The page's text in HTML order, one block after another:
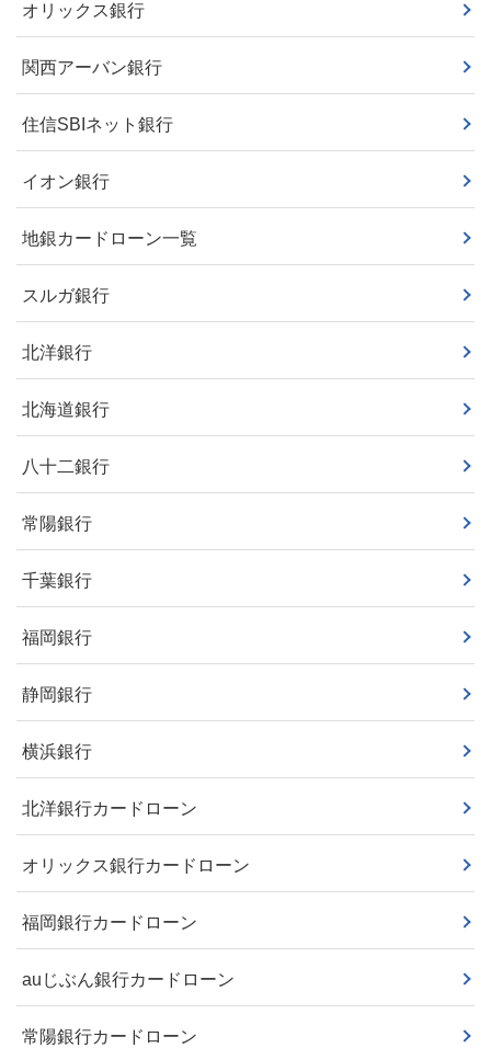
オリックス銀行
関西アーバン銀行
住信SBIネット銀行
イオン銀行
地銀カードローン一覧
スルガ銀行
北洋銀行
北海道銀行
八十二銀行
常陽銀行
千葉銀行
福岡銀行
静岡銀行
横浜銀行
北洋銀行カードローン
オリックス銀行カードローン
福岡銀行カードローン
auじぶん銀行カードローン
常陽銀行カードローン